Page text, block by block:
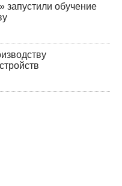
запустили обучение